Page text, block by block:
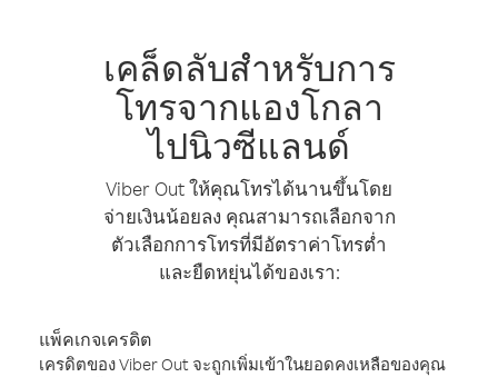
เคล็ดลับสำหรับการ
โทรจากแองโกลา
ไปนิวซีแลนด์
Viber Out ให้คุณโทรได้นานขึ้นโดย
จ่ายเงินน้อยลง คุณสามารถเลือกจาก
ตัวเลือกการโทรที่มีอัตราค่าโทรต่ำ
และยืดหยุ่นได้ของเรา:
แพ็คเกจเครดิต
เครดิตของ Viber Out จะถูกเพิ่มเข้าในยอดคงเหลือของคุณ